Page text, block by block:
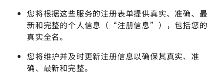
您将根据这些服务的注册表单提供真实、准确、最
新和完整的个人信息（“注册信息”），包括您的
真实全名。
您将维护并及时更新注册信息以确保其真实、准
确、最新和完整。